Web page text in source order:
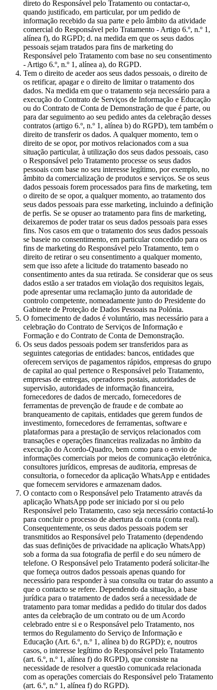
direto do Responsável pelo Tratamento ou contactar-o,
quando justificado, em particular, por um pedido de
informação recebido da sua parte e pelo âmbito da atividade
comercial do Responsável pelo Tratamento - Artigo 6.º, n.º 1,
alínea f), do RGPD; d. na medida em que os seus dados
pessoais sejam tratados para fins de marketing do
Responsável pelo Tratamento com base no seu consentimento
- Artigo 6.º, n.º 1, alínea a), do RGPD.
Tem o direito de aceder aos seus dados pessoais, o direito de
os retificar, apagar e o direito de limitar o tratamento dos
dados. Na medida em que o tratamento seja necessário para a
execução do Contrato de Serviços de Informação e Educação
ou do Contrato de Conta de Demonstração de que é parte, ou
para dar seguimento ao seu pedido antes da celebração desses
contratos (artigo 6.º, n.º 1, alínea b) do RGPD), tem também o
direito de transferir os dados. A qualquer momento, tem o
direito de se opor, por motivos relacionados com a sua
situação particular, à utilização dos seus dados pessoais, caso
o Responsável pelo Tratamento processe os seus dados
pessoais com base no seu interesse legítimo, por exemplo, no
âmbito da comercialização de produtos e serviços. Se os seus
dados pessoais forem processados para fins de marketing, tem
o direito de se opor, a qualquer momento, ao tratamento dos
seus dados pessoais para esse marketing, incluindo a definição
de perfis. Se se opuser ao tratamento para fins de marketing,
deixaremos de poder tratar os seus dados pessoais para esses
fins. Nos casos em que o tratamento dos seus dados pessoais
se baseie no consentimento, em particular concedido para os
fins de marketing do Responsável pelo Tratamento, tem o
direito de retirar o seu consentimento a qualquer momento,
sem que isso afete a licitude do tratamento baseado no
consentimento antes da sua retirada. Se considerar que os seus
dados estão a ser tratados em violação dos requisitos legais,
pode apresentar uma reclamação junto da autoridade de
controlo competente, nomeadamente junto do Presidente do
Gabinete de Proteção de Dados Pessoais na Polónia.
O fornecimento de dados é voluntário, mas necessário para a
celebração do Contrato de Serviços de Informação e
Formação e do Contrato de Conta de Demonstração.
Os seus dados pessoais podem ser transferidos para as
seguintes categorias de entidades: bancos, entidades que
oferecem serviços de pagamentos rápidos, empresas do grupo
de capital ao qual pertence o Responsável pelo Tratamento,
empresas de entregas, operadores postais, autoridades de
supervisão, autoridades de informação financeira,
fornecedores de dados de mercado, fornecedores de
ferramentas de prevenção de fraude e de combate ao
branqueamento de capitais, entidades que gerem fundos de
investimento, fornecedores de ferramentas, software e
plataformas para a prestação de serviços relacionados com
transações e operações financeiras realizadas no âmbito da
execução do Acordo-Quadro, bem como para o envio de
informações comerciais por meios de comunicação eletrónica,
consultores jurídicos, empresas de auditoria, empresas de
consultoria, o fornecedor da aplicação WhatsApp e entidades
que fornecem servidores e armazenam dados.
O contacto com o Responsável pelo Tratamento através da
aplicação WhatsApp pode ser iniciado por si ou pelo
Responsável pelo Tratamento, caso seja necessário contactá-lo
para concluir o processo de abertura da conta (conta real).
Consequentemente, os seus dados pessoais podem ser
transmitidos ao Responsável pelo Tratamento (dependendo
das suas definições de privacidade na aplicação WhatsApp)
sob a forma da sua fotografia de perfil e do seu número de
telefone. O Responsável pelo Tratamento poderá solicitar-lhe
que forneça outros dados pessoais apenas quando for
necessário para responder à sua consulta ou tratar do assunto a
que o contacto se refere. Dependendo da situação, a base
jurídica para o tratamento de dados será a necessidade de
tratamento para tomar medidas a pedido do titular dos dados
antes da celebração de um contrato ou de um Acordo
celebrado entre si e o Responsável pelo Tratamento, nos
termos do Regulamento do Serviço de Informação e
Educação (Art. 6.º, n.º 1, alínea b) do RGPD); e, noutros
casos, o interesse legítimo do Responsável pelo Tratamento
(art. 6.º, n.º 1, alínea f) do RGPD), que consiste na
necessidade de resolver a questão comunicada relacionada
com as operações comerciais do Responsável pelo Tratamento
(art. 6.º, n.º 1, alínea f) do RGPD).